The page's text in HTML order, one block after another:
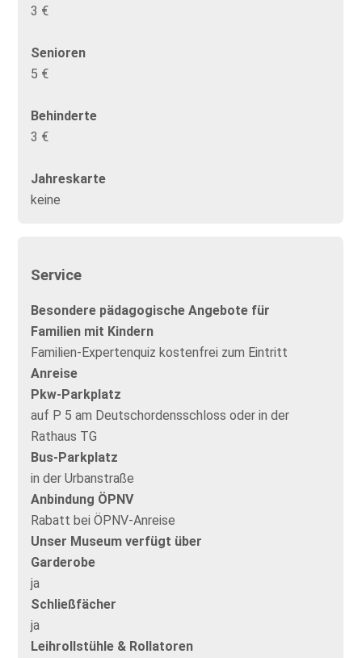
3 €
Senioren
5 €
Behinderte
3 €
Jahreskarte
keine
Service
Besondere pädagogische Angebote für
Familien mit Kindern
Familien-Expertenquiz kostenfrei zum Eintritt
Anreise
Pkw-Parkplatz
auf P 5 am Deutschordensschloss oder in der
Rathaus TG
Bus-Parkplatz
in der Urbanstraße
Anbindung ÖPNV
Rabatt bei ÖPNV-Anreise
Unser Museum verfügt über
Garderobe
ja
Schließfächer
ja
Leihrollstühle & Rollatoren